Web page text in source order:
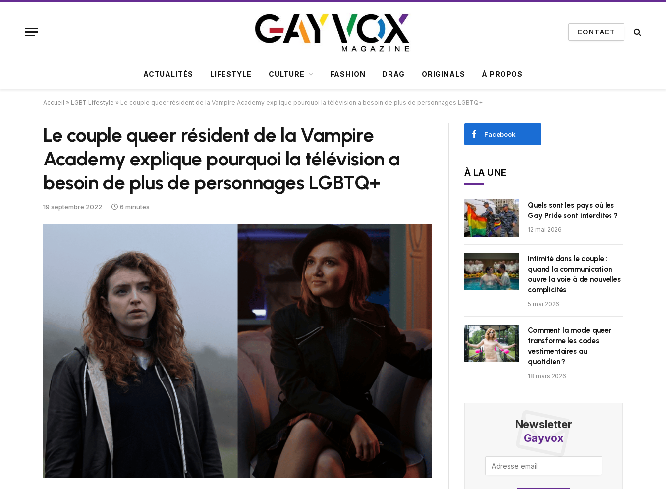
CONTACT
ACTUALITÉS LIFESTYLE CULTURE FASHION DRAG ORIGINALS À PROPOS
Accueil » LGBT Lifestyle » Le couple queer résident de la Vampire Academy explique pourquoi la télévision a besoin de plus de personnages LGBTQ+
Le couple queer résident de la Vampire
Academy explique pourquoi la télévision a
besoin de plus de personnages LGBTQ+
19 septembre 2022 6 minutes
Facebook
À LA UNE
Quels sont les pays où les
Gay Pride sont interdites ?
12 mai 2026
Intimité dans le couple :
quand la communication
ouvre la voie à de nouvelles
complicités
5 mai 2026
Comment la mode queer
transforme les codes
vestimentaires au
quotidien ?
18 mars 2026
Newsletter
Gayvox